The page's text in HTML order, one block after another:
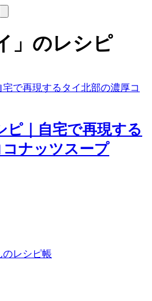
」のレシピ
ピ｜自宅で再現する
ナッツスープ
のレシピ帳